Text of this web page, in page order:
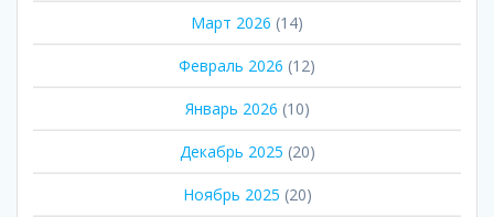
Март 2026 (14)
Февраль 2026 (12)
Январь 2026 (10)
Декабрь 2025 (20)
Ноябрь 2025 (20)